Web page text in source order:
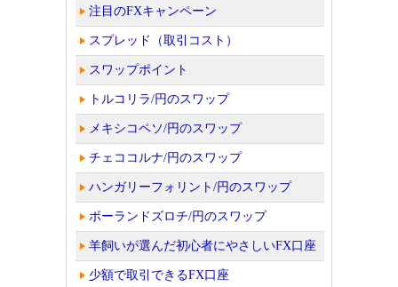
注目のFXキャンペーン
スプレッド（取引コスト）
スワップポイント
トルコリラ/円のスワップ
メキシコペソ/円のスワップ
チェココルナ/円のスワップ
ハンガリーフォリント/円のスワップ
ポーランドズロチ/円のスワップ
羊飼いが選んだ初心者にやさしいFX口座
少額で取引できるFX口座